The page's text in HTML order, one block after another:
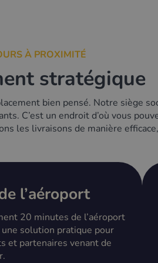
À PROXIMITÉ
stratégique
bien pensé. Notre siège
C’est un endroit d’où vous
les livraisons de manière
l’aéroport
20 minutes de l’aéroport
une solution pratique pour
et partenaires venant de